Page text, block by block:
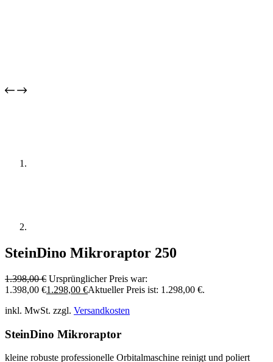
SteinDino Mikroraptor 250
1.398,00€ Ursprünglicher Preis war:
1.398,00 €1.298,00 €Aktueller Preis ist: 1.298,00 €.
inkl. MwSt. zzgl. Versandkosten
SteinDino Mikroraptor
kleine robuste professionelle Orbitalmaschine reinigt und poliert